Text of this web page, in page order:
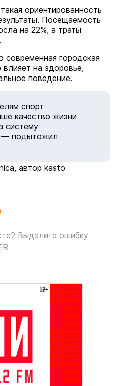
ориентированность
Посещаемость
на 22%, а траты
городская
на здоровье,
поведение.
спорт
качество жизни
систему
— подытожил
автор kasto
Выделите ошибку